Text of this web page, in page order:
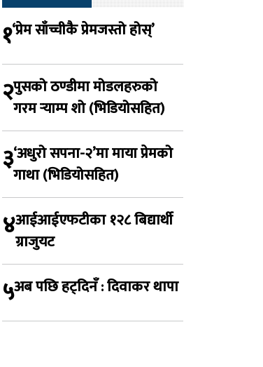
१‘प्रेम साँच्चीकै प्रेमजस्तो होस्’
२पुसको ठण्डीमा मोडलहरुको
गरम र्‍याम्प शो (भिडियोसहित)
३‘अधुरो सपना-२’मा माया प्रेमको
गाथा (भिडियोसहित)
४आईआईएफटीका १२८ बिद्यार्थी
ग्राजुयट
५अब पछि हट्दिनँ : दिवाकर थापा